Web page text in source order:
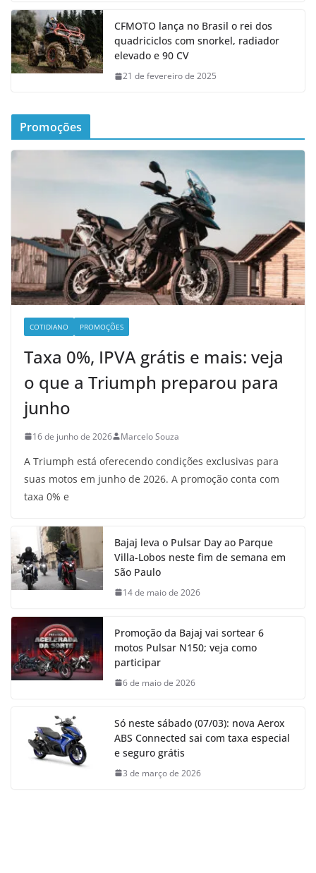
CFMOTO lança no Brasil o rei dos
quadriciclos com snorkel, radiador
elevado e 90 CV
21 de fevereiro de 2025
Promoções
COTIDIANO PROMOÇÕES
Taxa 0%, IPVA grátis e mais: veja
o que a Triumph preparou para
junho
16 de junho de 2026 Marcelo Souza
A Triumph está oferecendo condições exclusivas para
suas motos em junho de 2026. A promoção conta com
taxa 0% e
Bajaj leva o Pulsar Day ao Parque
Villa-Lobos neste fim de semana em
São Paulo
14 de maio de 2026
Promoção da Bajaj vai sortear 6
motos Pulsar N150; veja como
participar
6 de maio de 2026
Só neste sábado (07/03): nova Aerox
ABS Connected sai com taxa especial
e seguro grátis
3 de março de 2026